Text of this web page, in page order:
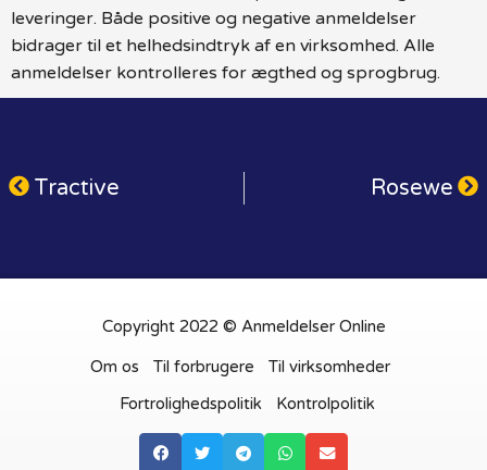
leveringer. Både positive og negative anmeldelser
bidrager til et helhedsindtryk af en virksomhed. Alle
anmeldelser kontrolleres for ægthed og sprogbrug.
Tractive Rosewe
Copyright 2022 © Anmeldelser Online
Om os Til forbrugere
Til virksomheder
Fortrolighedspolitik
Kontrolpolitik